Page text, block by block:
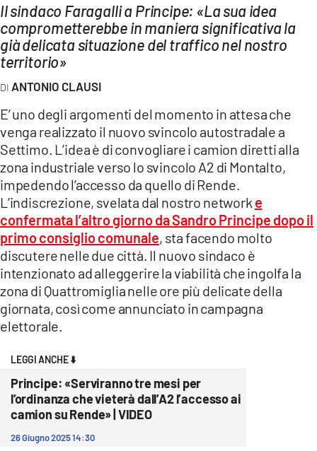
LaC
Network
LACPLAY.IT
LACTV.IT
LACONAIR.IT
LACITYMAG.IT
ILREGGINO.IT
COSENZACHANNEL.IT
ILVIBONESE.IT
CATANZAROCHANNEL.IT
LACAPITALENEWS.IT
App
ANDROID
APPLE
Il sindaco Faragalli a Principe: «La sua idea
comprometterebbe in maniera significativa la
già delicata situazione del traffico nel nostro
territorio»
ANTONIO CLAUSI
E’ uno degli argomenti del momento in attesa che
venga realizzato il nuovo svincolo autostradale a
Settimo. L’idea è di convogliare i camion diretti alla
zona industriale verso lo svincolo A2 di Montalto,
impedendo l’accesso da quello di Rende.
L’indiscrezione, svelata dal nostro network e
confermata l’altro giorno da Sandro Principe dopo il
primo consiglio comunale, sta facendo molto
discutere nelle due città. Il nuovo sindaco è
intenzionato ad alleggerire la viabilità che ingolfa la
zona di Quattromiglia nelle ore più delicate della
giornata, così come annunciato in campagna
elettorale.
LEGGI ANCHE ⬇️
Principe: «Serviranno tre mesi per
l’ordinanza che vieterà dall’A2 l’accesso ai
camion su Rende» | VIDEO
26 Giugno 2025 14:30